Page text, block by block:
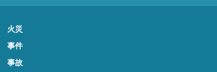
火災
事件
事故